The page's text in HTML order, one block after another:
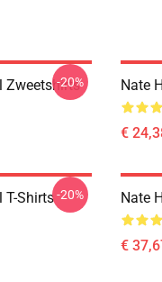
Zweetshirts
-20% Nate
€
T-Shirts-20% Nate
€